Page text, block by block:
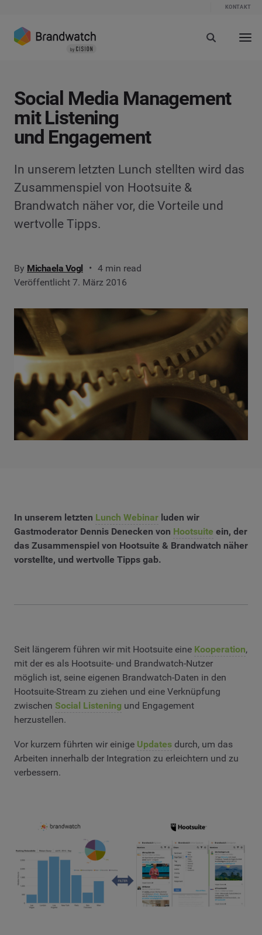
KONTAKT
Social Media Management
mit Listening
und Engagement
In unserem letzten Lunch stellten wird das
Zusammenspiel von Hootsuite &
Brandwatch näher vor, die Vorteile und
wertvolle Tipps.
By Michaela Vogl
4 min read
Veröffentlicht 7. März 2016
In unserem letzten Lunch Webinar luden wir
Gastmoderator Dennis Denecken von Hootsuite ein, der
das Zusammenspiel von Hootsuite & Brandwatch näher
vorstellte, und wertvolle Tipps gab.
Seit längerem führen wir mit Hootsuite eine Kooperation,
mit der es als Hootsuite- und Brandwatch-Nutzer
möglich ist, seine eigenen Brandwatch-Daten in den
Hootsuite-Stream zu ziehen und eine Verknüpfung
zwischen Social Listening und Engagement
herzustellen.
Vor kurzem führten wir einige Updates durch, um das
Arbeiten innerhalb der Integration zu erleichtern und zu
verbessern.